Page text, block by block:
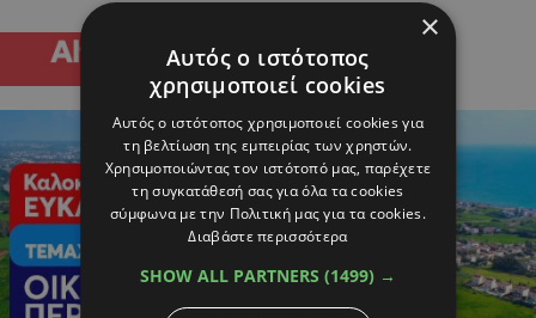
×
Αυτός ο ιστότοπος
χρησιμοποιεί cookies
Αυτός ο ιστότοπος χρησιμοποιεί cookies για
τη βελτίωση της εμπειρίας των χρηστών.
Χρησιμοποιώντας τον ιστότοπό μας, παρέχετε
τη συγκατάθεσή σας για όλα τα cookies
σύμφωνα με την Πολιτική μας για τα cookies.
Διαβάστε περισσότερα
SHOW ALL PARTNERS (1499) →